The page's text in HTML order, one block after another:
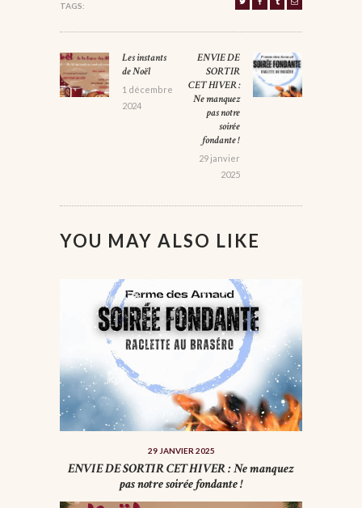
TAGS:
DE
L’ARTICLE
Previous
post:
Les instants
de Noël
1 décembre
2024
Next
post:
ENVIE DE
SORTIR
CET HIVER :
Ne manquez
pas notre
soirée
fondante !
29 janvier
2025
YOU MAY ALSO LIKE
29 JANVIER 2025
ENVIE DE SORTIR CET HIVER : Ne manquez
pas notre soirée fondante !